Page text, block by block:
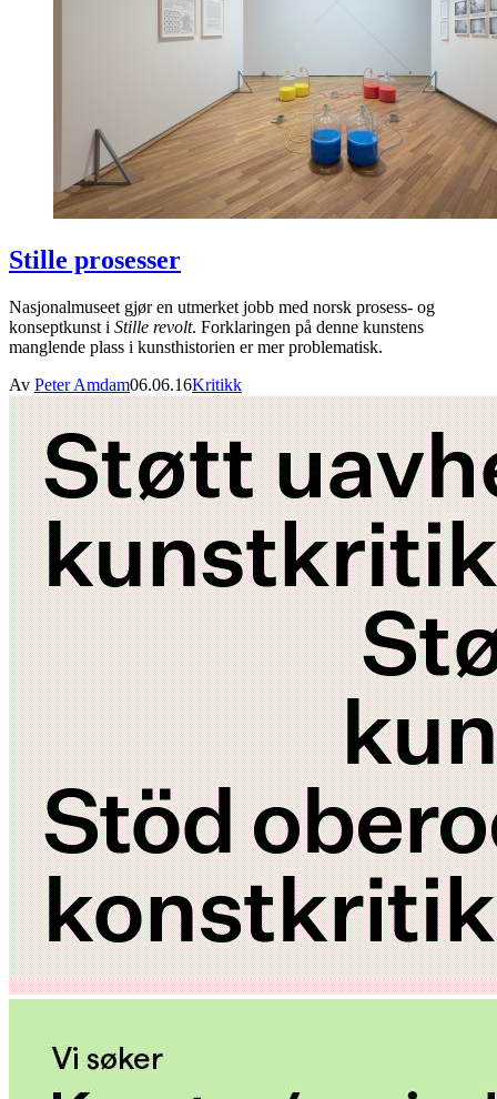
Stille prosesser
Nasjonalmuseet gjør en utmerket jobb med norsk prosess- og
konseptkunst i Stille revolt. Forklaringen på denne kunstens
manglende plass i kunsthistorien er mer problematisk.
Av Peter Amdam06.06.16Kritikk